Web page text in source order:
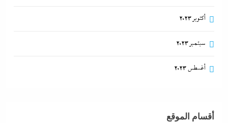
أكتوبر 2023
سبتمبر 2023
أغسطس 2023
أقسام الموقع